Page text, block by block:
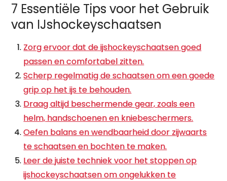
7 Essentiële Tips voor het Gebruik
van IJshockeyschaatsen
Zorg ervoor dat de ijshockeyschaatsen goed
passen en comfortabel zitten.
Scherp regelmatig de schaatsen om een goede
grip op het ijs te behouden.
Draag altijd beschermende gear, zoals een
helm, handschoenen en kniebeschermers.
Oefen balans en wendbaarheid door zijwaarts
te schaatsen en bochten te maken.
Leer de juiste techniek voor het stoppen op
ijshockeyschaatsen om ongelukken te